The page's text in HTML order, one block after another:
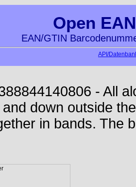
Open
EAN/GTIN
API/
- All
down outside
in bands. The